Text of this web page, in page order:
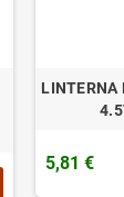
LINTERNA
5,81 €